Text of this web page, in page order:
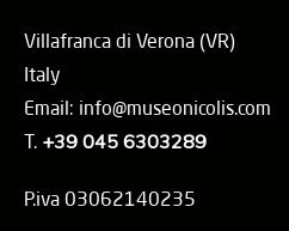
Villafranca di Verona (VR)
Italy
Email: info@museonicolis.com
T. +39 045 6303289
P.iva 03062140235